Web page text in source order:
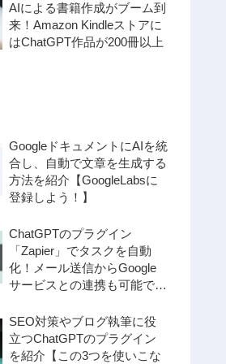
AIによる書籍作成がブーム到
来！Amazon Kindleストアに
はChatGPT作品が200冊以上
GoogleドキュメントにAIを統
合し、自動で文章を生成する
方法を紹介【GoogleLabsに
登録しよう！】
ChatGPTのプラグイン
「Zapier」でタスクを自動
化！メール送信からGoogle
サービスとの連携も可能で
SEO対策やブログ執筆に役
立つChatGPTのプラグイン
を紹介【この3つを使いこな